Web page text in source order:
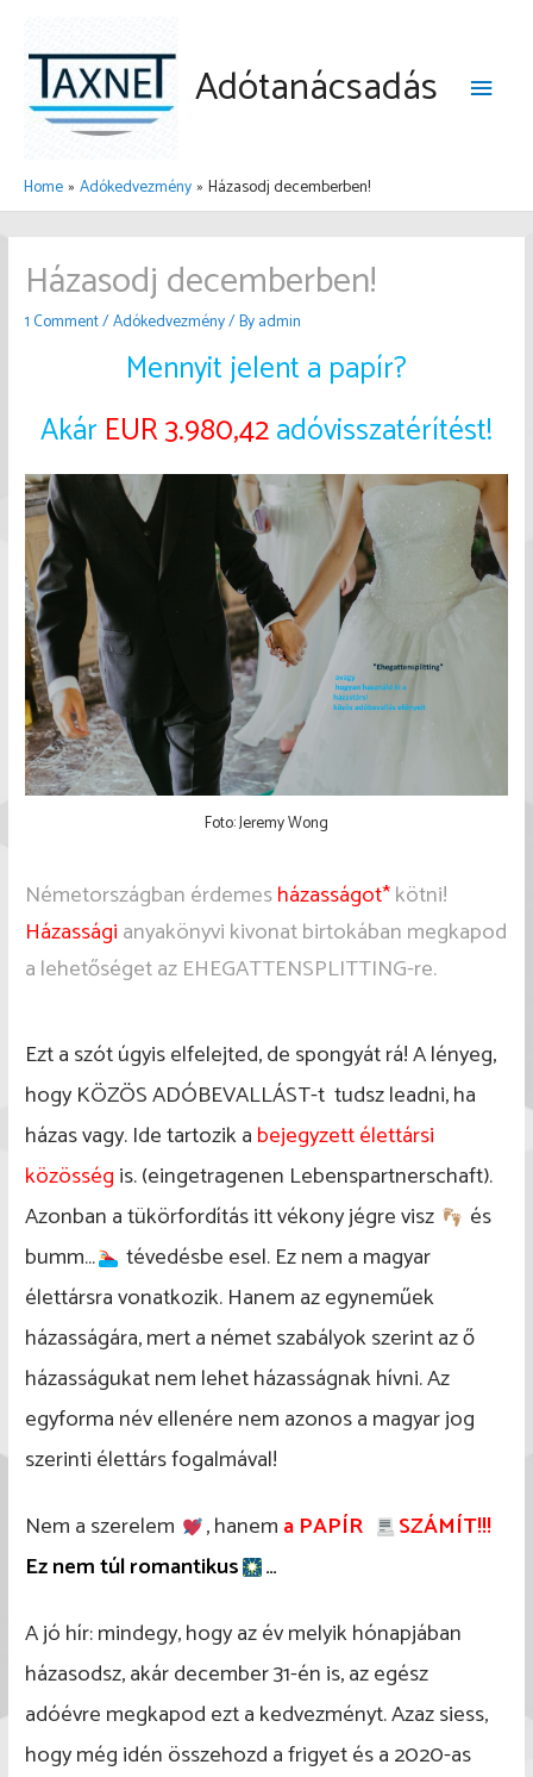
Adótanácsadás
Main
Home Adókedvezmény Házasodj decemberben!
Házasodj decemberben!
1 Comment/Adókedvezmény/ Byadmin
Mennyit jelent a papír?
AkárEUR 3.980,42adóvisszatérítést!
Foto: Jeremy Wong
Németországban érdemesházasságot*kötni!
Házasságianyakönyvi kivonat birtokában megkapod
a lehetőséget az EHEGATTENSPLITTING-re.
Ezt a szót úgyis elfelejted, de spongyát rá! A lényeg,
hogy KÖZÖS ADÓBEVALLÁST-t tudsz leadni, ha
házas vagy. Ide tartozik abejegyzett élettársi
közösségis. (eingetragenen Lebenspartnerschaft).
Azonban a tükörfordítás itt vékony jégre visz
és
bumm…
tévedésbe esel. Ez nem a magyar
élettársra vonatkozik. Hanem az egyneműek
házasságára, mert a német szabályok szerint az ő
házasságukat nem lehet házasságnak hívni. Az
egyforma név ellenére nem azonos a magyar jog
szerinti élettárs fogalmával!
Nem a szerelem
, hanema PAPÍR
SZÁMÍT!!!
Ez nem túl romantikus
…
A jó hír: mindegy, hogy az év melyik hónapjában
házasodsz, akár december 31-én is, az egész
adóévre megkapod ezt a kedvezményt. Azaz siess,
hogy még idén összehozd a frigyet és a 2020-as